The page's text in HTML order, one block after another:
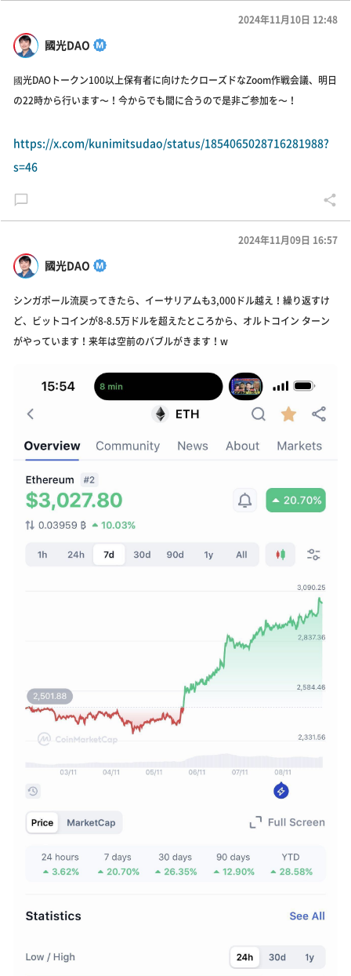
國光DAO
2024年11月10日 12:48
國光DAOトークン100以上保有者に向けたクローズドなZoom作戦会議、明日
の22時から行います〜！今からでも間に合うので是非ご参加を〜！
https://x.com/kunimitsudao/status/1854065028716281988?
s=46
國光DAO
2024年11月09日 16:57
シンガポール流戻ってきたら、イーサリアムも3,000ドル越え！繰り返すけ
ど、ビットコインが8-8.5万ドルを超えたところから、オルトコイン ターン
がやっています！来年は空前のバブルがきます！w